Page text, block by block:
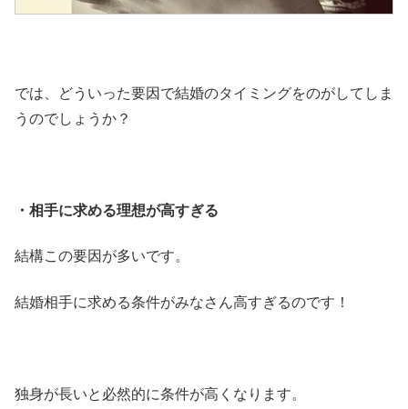
では、どういった要因で結婚のタイミングをのがしてしま
うのでしょうか？
・相手に求める理想が高すぎる
結構この要因が多いです。
結婚相手に求める条件がみなさん高すぎるのです！
独身が長いと必然的に条件が高くなります。